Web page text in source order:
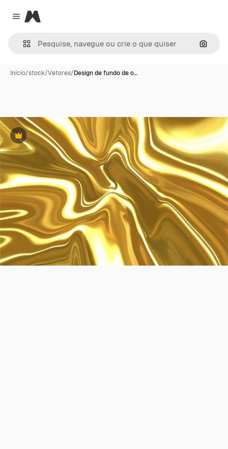
Close menu
Magnific
Início/stock/Vetores/Design de fundo de o…
Premium